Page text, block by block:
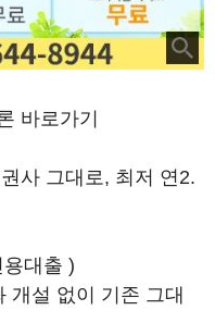
바로가기
사 그대로, 최저 연2.
대출 )
개설 없이 기존 그대